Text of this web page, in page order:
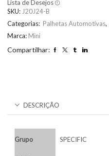
Lista de Desejos
SKU: J20J24-B
Categorias: Palhetas Automotivas,
Marca: Mini
Compartilhar:
DESCRIÇÃO
Grupo SPECIFIC